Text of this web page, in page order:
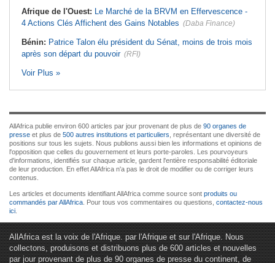
Afrique de l'Ouest: Le Marché de la BRVM en Effervescence -
4 Actions Clés Affichent des Gains Notables (Daba Finance)
Bénin: Patrice Talon élu président du Sénat, moins de trois mois
après son départ du pouvoir (RFI)
Voir Plus »
AllAfrica publie environ 600 articles par jour provenant de plus de 90 organes de
presse et plus de 500 autres institutions et particuliers , représentant une diversité de
positions sur tous les sujets. Nous publions aussi bien les informations et opinions de
l'opposition que celles du gouvernement et leurs porte-paroles. Les pourvoyeurs
d'informations, identifiés sur chaque article, gardent l'entière responsabilité éditoriale
de leur production. En effet AllAfrica n'a pas le droit de modifier ou de corriger leurs
contenus.
Les articles et documents identifiant AllAfrica comme source sont produits ou
commandés par AllAfrica . Pour tous vos commentaires ou questions, contactez-nous
ici
AllAfrica est la voix de l'Afrique. par l'Afrique et sur l'Afrique. Nous
collectons, produisons et distribuons plus de 600 articles et nouvelles
par jour provenant de plus de 90 organes de presse du continent, de